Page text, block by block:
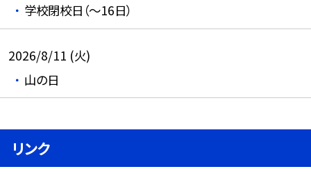
学校閉校日（～16日）
2026/8/11 (火)
山の日
リンク